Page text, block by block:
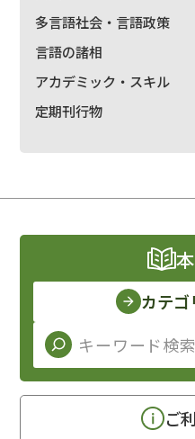
多言語社会・言語政策
言語の諸相
アカデミック・スキル
定期刊行物
カテゴ
ご